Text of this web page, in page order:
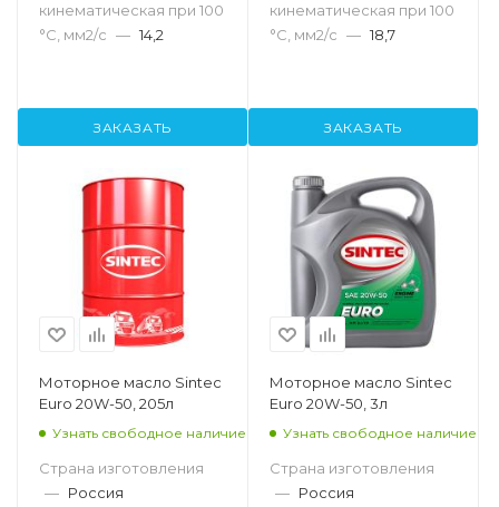
кинематическая при 100
°С, мм2/с — 14,2
ЗАКАЗАТЬ
кинематическая при 100
°С, мм2/с — 18,7
ЗАКАЗАТЬ
Моторное масло Sintec
Euro 20W-50, 205л
Узнать свободное наличие
Страна изготовления
— Россия
Моторное масло Sintec
Euro 20W-50, 3л
Узнать свободное наличие
Страна изготовления
— Россия